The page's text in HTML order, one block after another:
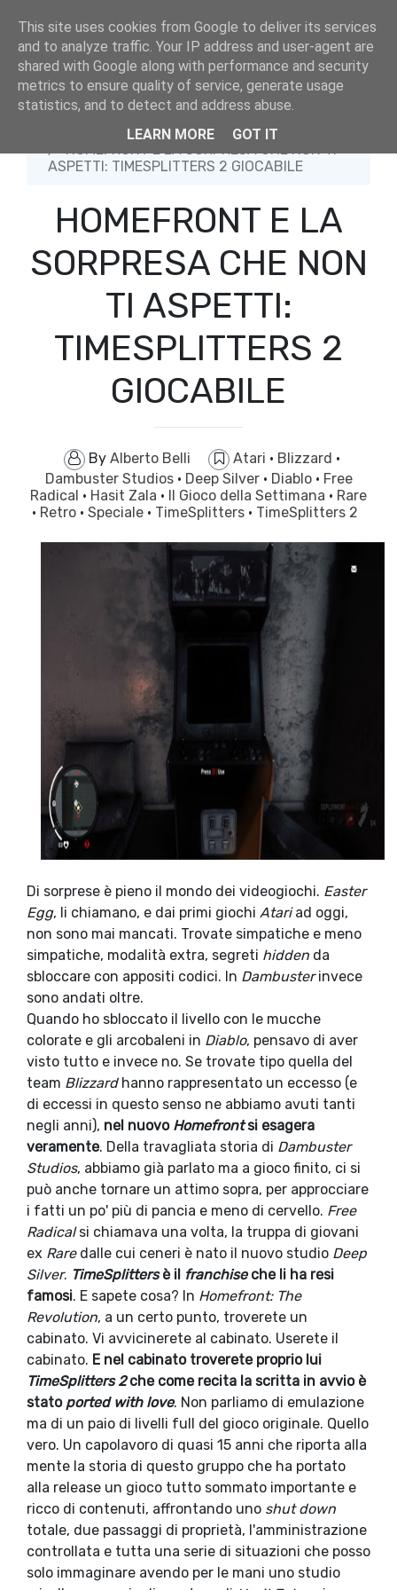
Atari
HOMEFRONT E LA SORPRESA CHE NON TI
ASPETTI: TIMESPLITTERS 2 GIOCABILE
HOMEFRONT E LA
SORPRESA CHE NON
TI ASPETTI:
TIMESPLITTERS 2
GIOCABILE
By Alberto Belli Atari · Blizzard ·
Dambuster Studios · Deep Silver · Diablo · Free
Radical · Hasit Zala · Il Gioco della Settimana · Rare
· Retro · Speciale · TimeSplitters · TimeSplitters 2
Di sorprese è pieno il mondo dei videogiochi. Easter
Egg, li chiamano, e dai primi giochi Atariad oggi,
non sono mai mancati. Trovate simpatiche e meno
simpatiche, modalità extra, segreti hidden da
sbloccare con appositi codici. In Dambusterinvece
sono andati oltre.
Quando ho sbloccato il livello con le mucche
colorate e gli arcobaleni in Diablo, pensavo di aver
visto tutto e invece no. Se trovate tipo quella del
team Blizzardhanno rappresentato un eccesso (e
di eccessi in questo senso ne abbiamo avuti tanti
negli anni), nel nuovo Homefrontsi esagera
veramente. Della travagliata storia di Dambuster
Studios, abbiamo già parlato ma a gioco finito, ci si
può anche tornare un attimo sopra, per approcciare
i fatti un po' più di pancia e meno di cervello. Free
Radicalsi chiamava una volta, la truppa di giovani
ex Rare dalle cui ceneri è nato il nuovo studio Deep
Silver. TimeSplittersè il franchiseche li ha resi
famosi. E sapete cosa? In Homefront: The
Revolution, a un certo punto, troverete un
cabinato. Vi avvicinerete al cabinato. Userete il
cabinato. E nel cabinato troverete proprio lui
TimeSplitters 2che come recita la scritta in avvio è
stato ported with love. Non parliamo di emulazione
ma di un paio di livelli full del gioco originale. Quello
vero. Un capolavoro di quasi 15 anni che riporta alla
mente la storia di questo gruppo che ha portato
alla release un gioco tutto sommato importante e
ricco di contenuti, affrontando uno shut down
totale, due passaggi di proprietà, l'amministrazione
controllata e tutta una serie di situazioni che posso
solo immaginare avendo per le mani uno studio
This site uses cookies from Google to deliver its services
and to analyze traffic. Your IP address and user-agent are
shared with Google along with performance and security
metrics to ensure quality of service, generate usage
statistics, and to detect and address abuse.
LEARN MORE
GOT IT